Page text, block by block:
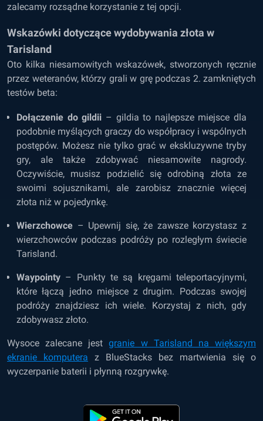
zalecamy rozsądne korzystanie z tej opcji.
Wskazówki dotyczące wydobywania złota w
Tarisland
Oto kilka niesamowitych wskazówek, stworzonych ręcznie
przez weteranów, którzy grali w grę podczas 2. zamkniętych
testów beta:
Dołączenie do gildii – gildia to najlepsze miejsce dla
podobnie myślących graczy do współpracy i wspólnych
postępów. Możesz nie tylko grać w ekskluzywne tryby
gry, ale także zdobywać niesamowite nagrody.
Oczywiście, musisz podzielić się odrobiną złota ze
swoimi sojusznikami, ale zarobisz znacznie więcej
złota niż w pojedynkę.
Wierzchowce – Upewnij się, że zawsze korzystasz z
wierzchowców podczas podróży po rozległym świecie
Tarisland.
Waypointy – Punkty te są kręgami teleportacyjnymi,
które łączą jedno miejsce z drugim. Podczas swojej
podróży znajdziesz ich wiele. Korzystaj z nich, gdy
zdobywasz złoto.
Wysoce zalecane jestgranie w Tarisland na większym
ekranie komputera z BlueStacks bez martwienia się o
wyczerpanie baterii i płynną rozgrywkę.